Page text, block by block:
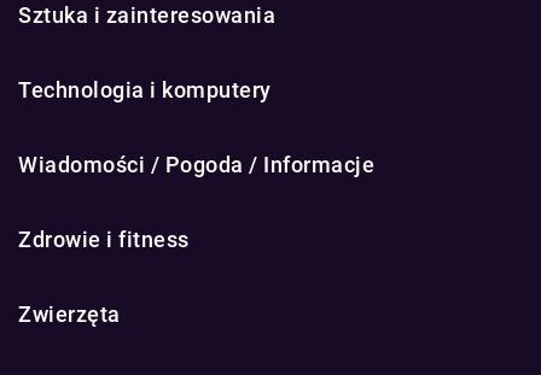
Sztuka i zainteresowania
Technologia i komputery
Wiadomości / Pogoda / Informacje
Zdrowie i fitness
Zwierzęta